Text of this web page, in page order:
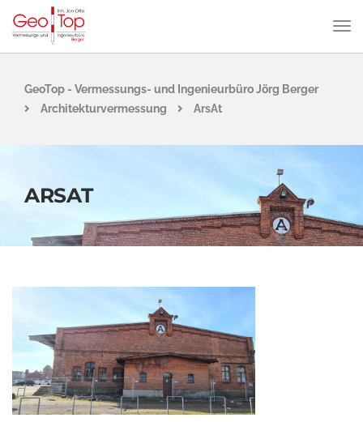
GeoTop - Vermessungs- und Ingenieurbüro Jörg Berger
Architekturvermessung
ArsAt
ARSAT